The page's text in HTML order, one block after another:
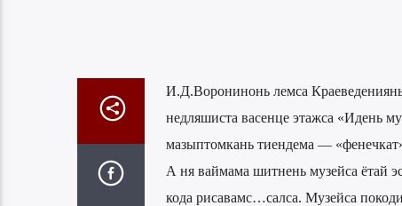
И.Д.Воронинонь лемса
недляшиста васенце этажса «Идень
мазыптомкань тиендема —
А ня ваймама шитнень музейса ётай
кода рисавамс…салса. Музейса